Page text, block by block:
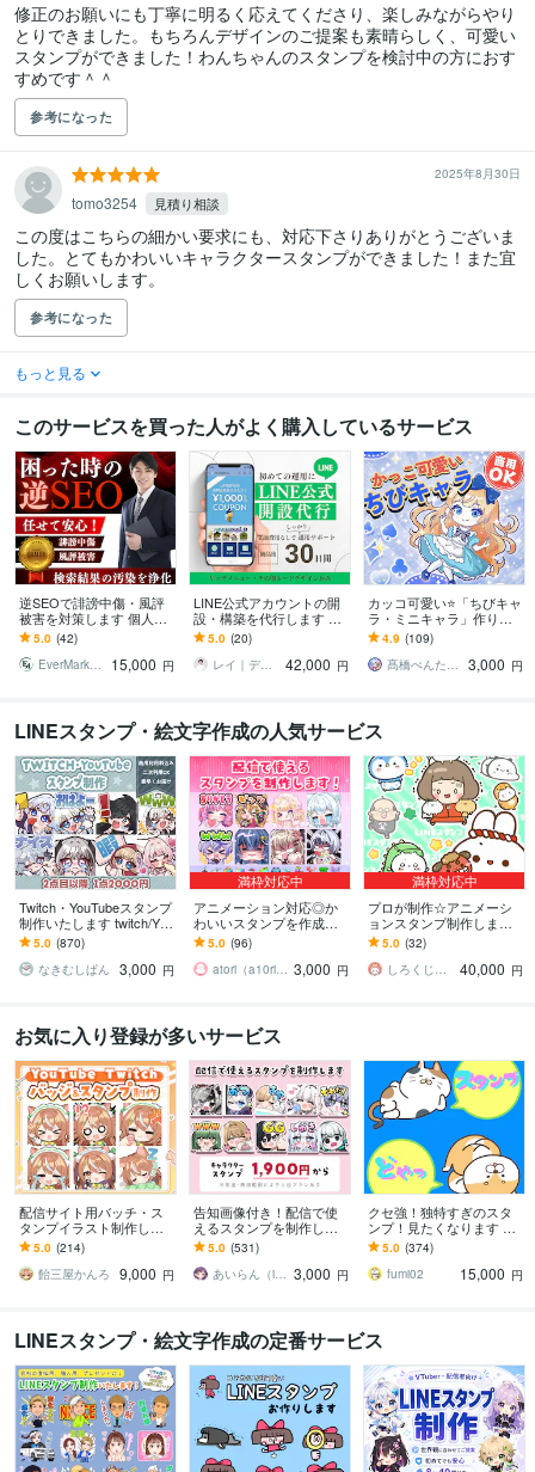
修正のお願いにも丁寧に明るく応えてくださり、楽しみながらやり
とりできました。もちろんデザインのご提案も素晴らしく、可愛い
スタンプができました！わんちゃんのスタンプを検討中の方におす
すめです＾＾
参考になった
2025年8月30日
tomo3254 見積り相談
この度はこちらの細かい要求にも、対応下さりありがとうございま
した。とてもかわいいキャラクタースタンプができました！また宜
しくお願いします。
参考になった
もっと見る
このサービスを買った人がよく購入しているサービス
逆SEOで誹謗中傷・風評
被害を対策します 個人名
も対応！検索結果の汚染
を浄化！ノウハウPDF特
典進呈！
5.0 (42)
EverMarketing
15,000 円
LINE公式アカウントの開
設・構築を代行します 集
客導線からリッチメニュ
ー・クーポンまでまとめ
て対応
5.0 (20)
レイ｜デザインするマーケター
42,000 円
カッコ可愛い⭐️「ちびキャ
ラ・ミニキャラ」作りま
す 活動を一緒に育てるパ
ートナーとして伴走しま
す
4.9 (109)
髙橋ぺんたごん
3,000 円
LINEスタンプ・絵文字作成の人気サービス
Twitch・YouTubeスタンプ
制作いたします twitch/You
Tube/tiktok配信用スタンプ
制作
5.0 (870)
なきむしぱん
3,000 円
満枠対応中
アニメーション対応◎か
わいいスタンプを作成し
ます 企業実績多数有！Yo
uTube・Twitch・TikTok☆
5.0 (96)
atori（a10ri_p） 3,000 円
満枠対応中
プロが制作☆アニメーシ
ョンスタンプ制作します L
INE、YouTube、Twitch用
アニメスタンプ制作☆
5.0 (32)
しろくじらプラスし
40,000 円
お気に入り登録が多いサービス
配信サイト用バッチ・ス
タンプイラスト制作しま
す 企業実績あり！メンバ
ーシップやサブスク特典
に最適！
5.0 (214)
飴三屋かんろ
9,000 円
告知画像付き！配信で使
えるスタンプを制作しま
す アニメーションスタン
プも対応はじめました！
5.0 (531)
あいらん（iran_stn） 3,000 円
クセ強！独特すぎのスタ
ンプ！見たくなります 大
手企業様お墨付きクオリ
ティ！キャラ映え間違い
ナシ！
5.0 (374)
fumi02
15,000 円
LINEスタンプ・絵文字作成の定番サービス